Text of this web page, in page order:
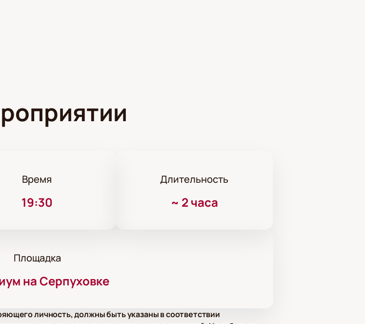
Время
19:30
Длительность
~ 2 часа
Площадка
на Серпуховке
личность, должны быть указаны в соответствии